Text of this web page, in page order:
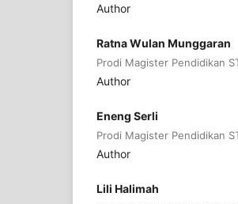
Author
Ratna Wulan Munggaran
Prodi Magister Pendidikan
Author
Eneng Serli
Prodi Magister Pendidikan
Author
Lili Halimah